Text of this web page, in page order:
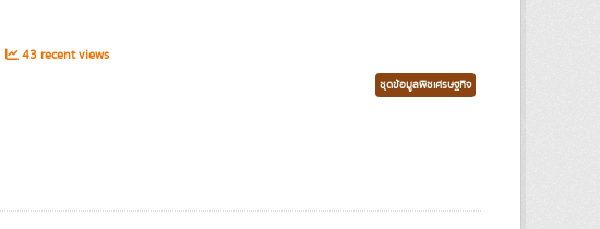
43 recent views
ชุดข้อมูลพืชเศรษฐกิจ